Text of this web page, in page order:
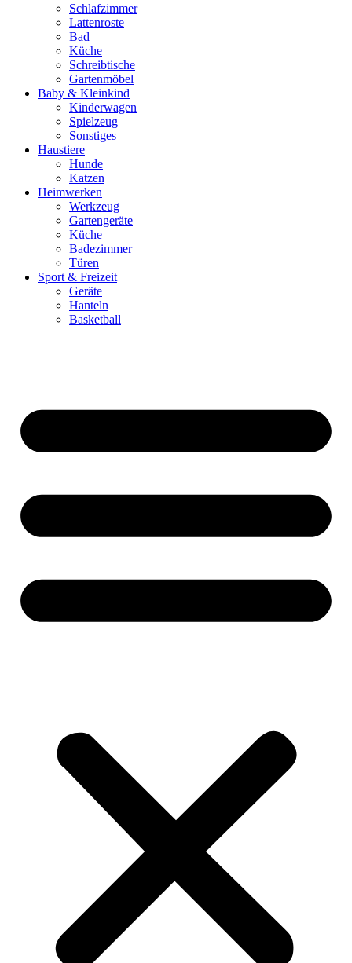
Schlafzimmer
Lattenroste
Bad
Küche
Schreibtische
Gartenmöbel
Baby & Kleinkind
Kinderwagen
Spielzeug
Sonstiges
Haustiere
Hunde
Katzen
Heimwerken
Werkzeug
Gartengeräte
Küche
Badezimmer
Türen
Sport & Freizeit
Geräte
Hanteln
Basketball